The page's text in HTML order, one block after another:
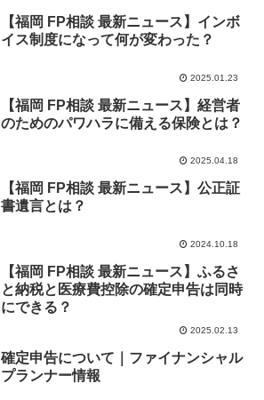
【福岡 FP相談 最新ニュース】インボ
イス制度になって何が変わった？
2025.01.23
【福岡 FP相談 最新ニュース】経営者
のためのパワハラに備える保険とは？
2025.04.18
【福岡 FP相談 最新ニュース】公正証
書遺言とは？
2024.10.18
【福岡 FP相談 最新ニュース】ふるさ
と納税と医療費控除の確定申告は同時
にできる？
2025.02.13
確定申告について｜ファイナンシャル
プランナー情報